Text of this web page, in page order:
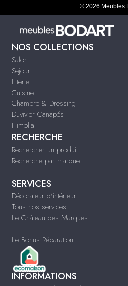
© 2026 Meubles
NOS COLLECTIONS
Salon
Sejour
Literie
Cuisine
Chambre & Dressing
Duvivier Canapés
Himolla
RECHERCHE
Rechercher un produit
Recherche par marque
SERVICES
Décorateur d'intérieur
Tous nos services
Le Château des Marques
Le Bonus Réparation
INFORMATIONS